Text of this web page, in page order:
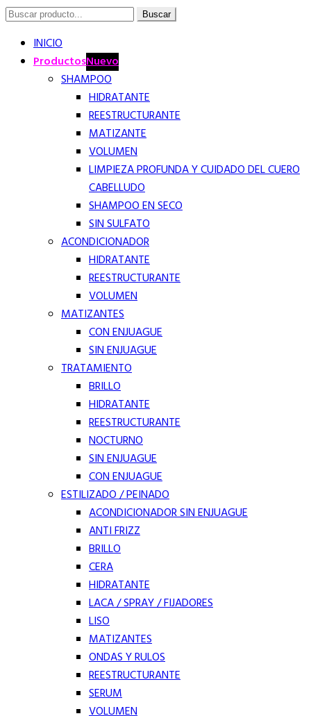
Buscar
Buscar
INICIO
ProductosNuevo
SHAMPOO
HIDRATANTE
REESTRUCTURANTE
MATIZANTE
VOLUMEN
LIMPIEZA PROFUNDA Y CUIDADO DEL CUERO
CABELLUDO
SHAMPOO EN SECO
SIN SULFATO
ACONDICIONADOR
HIDRATANTE
REESTRUCTURANTE
VOLUMEN
MATIZANTES
CON ENJUAGUE
SIN ENJUAGUE
TRATAMIENTO
BRILLO
HIDRATANTE
REESTRUCTURANTE
NOCTURNO
SIN ENJUAGUE
CON ENJUAGUE
ESTILIZADO / PEINADO
ACONDICIONADOR SIN ENJUAGUE
ANTI FRIZZ
BRILLO
CERA
HIDRATANTE
LACA / SPRAY / FIJADORES
LISO
MATIZANTES
ONDAS Y RULOS
REESTRUCTURANTE
SERUM
VOLUMEN